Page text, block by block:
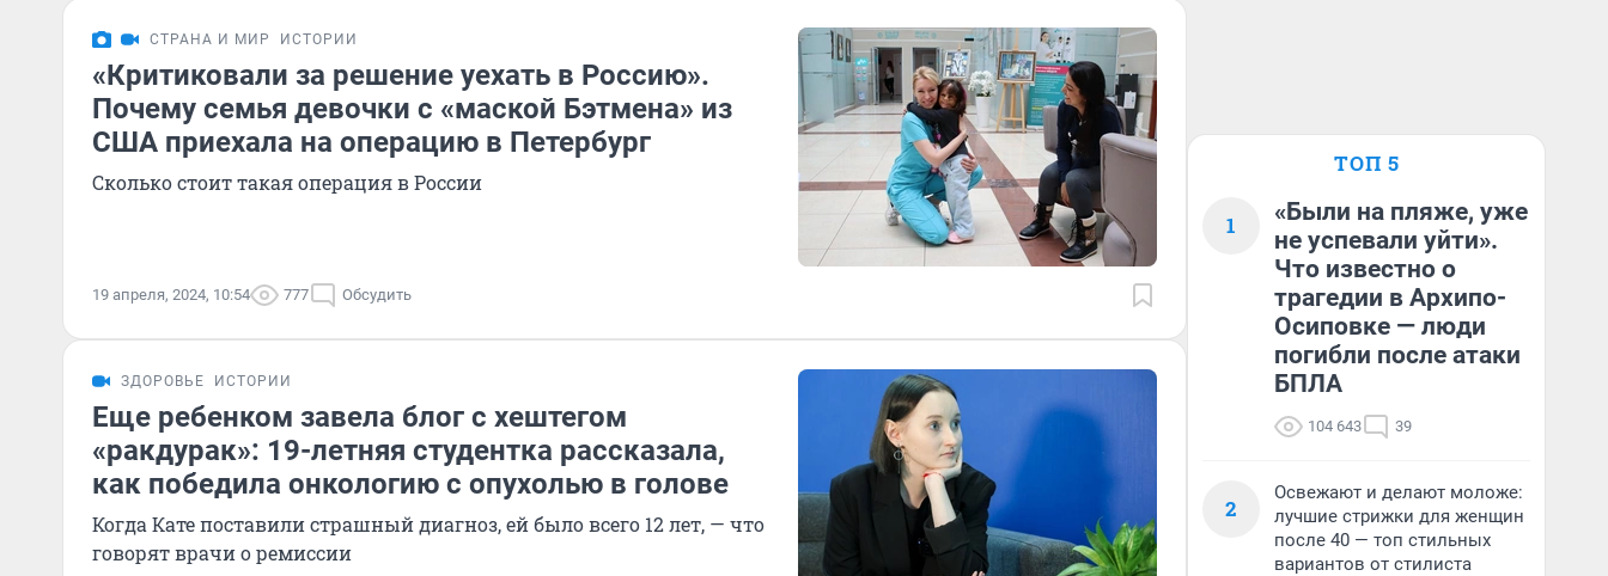
СТРАНА И МИР ИСТОРИИ
«Критиковали за решение уехать в Россию».
Почему семья девочки с «маской Бэтмена» из
США приехала на операцию в Петербург
Сколько стоит такая операция в России
19 апреля, 2024, 10:54 777 Обсудить
ЗДОРОВЬЕ ИСТОРИИ
Еще ребенком завела блог с хештегом
«ракдурак»: 19-летняя студентка рассказала,
как победила онкологию с опухолью в голове
Когда Кате поставили страшный диагноз, ей было всего 12 лет, — что
говорят врачи о ремиссии
ТОП 5
1
«Были на пляже, уже
не успевали уйти».
Что известно о
трагедии в Архипо-
Осиповке — люди
погибли после атаки
БПЛА
104 643 39
2
Освежают и делают моложе:
лучшие стрижки для женщин
после 40 — топ стильных
вариантов от стилиста